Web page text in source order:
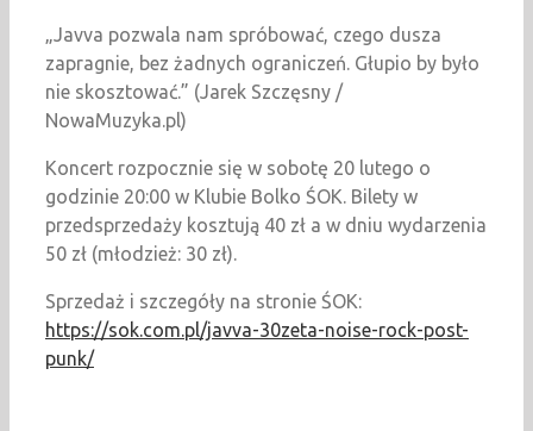
„Javva pozwala nam spróbować, czego dusza
zapragnie, bez żadnych ograniczeń. Głupio by było
nie skosztować.” (Jarek Szczęsny /
NowaMuzyka.pl)
Koncert rozpocznie się w sobotę 20 lutego o
godzinie 20:00 w Klubie Bolko ŚOK. Bilety w
przedsprzedaży kosztują 40 zł a w dniu wydarzenia
50 zł (młodzież: 30 zł).
Sprzedaż i szczegóły na stronie ŚOK:
https://sok.com.pl/javva-30zeta-noise-rock-post-
punk/